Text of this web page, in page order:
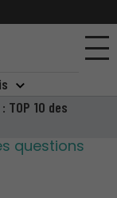
10 des
questions